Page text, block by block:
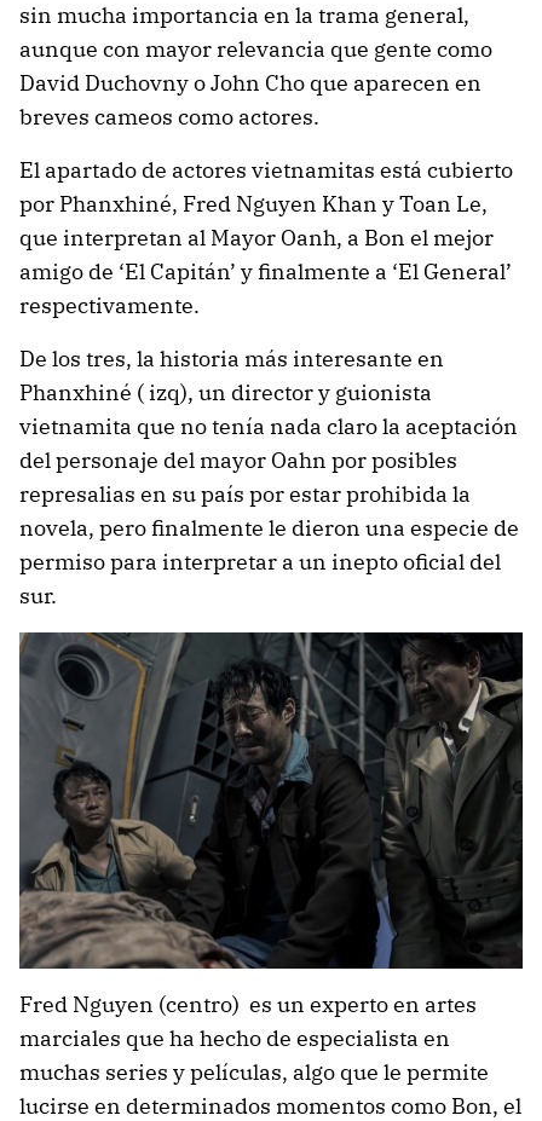
sin mucha importancia en la trama general,
aunque con mayor relevancia que gente como
David Duchovny o John Cho que aparecen en
breves cameos como actores.
El apartado de actores vietnamitas está cubierto
por Phanxhiné, Fred Nguyen Khan y Toan Le,
que interpretan al Mayor Oanh, a Bon el mejor
amigo de ‘El Capitán’ y finalmente a ‘El General’
respectivamente.
De los tres, la historia más interesante en
Phanxhiné ( izq), un director y guionista
vietnamita que no tenía nada claro la aceptación
del personaje del mayor Oahn por posibles
represalias en su país por estar prohibida la
novela, pero finalmente le dieron una especie de
permiso para interpretar a un inepto oficial del
sur.
Fred Nguyen (centro) es un experto en artes
marciales que ha hecho de especialista en
muchas series y películas, algo que le permite
lucirse en determinados momentos como Bon, el